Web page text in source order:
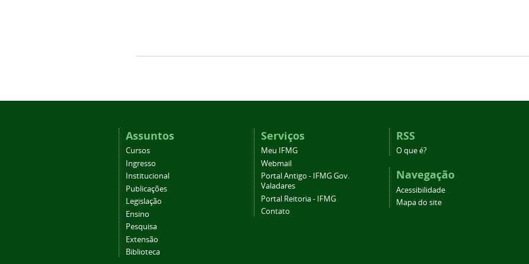
Assuntos
Cursos
Ingresso
Institucional
Publicações
Legislação
Ensino
Pesquisa
Extensão
Biblioteca
Serviços
Meu IFMG
Webmail
Portal Antigo - IFMG Gov.
Valadares
Portal Reitoria - IFMG
Contato
RSS
O que é?
Navegação
Acessibilidade
Mapa do site